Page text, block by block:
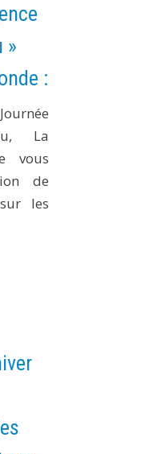
»
:
La
vous
de
les